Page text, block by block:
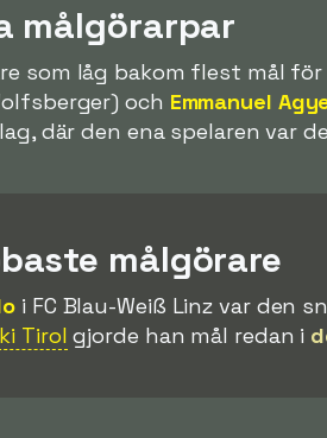
målgörarpar
som låg bakom flest mål
och Emmanuel
där den ena spelaren var
målgörare
i FC Blau-Weiß Linz var den
Tirol gjorde han mål redan i